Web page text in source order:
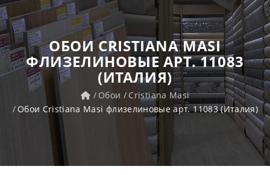
ОБОИ CRISTIANA MASI
ФЛИЗЕЛИНОВЫЕ АРТ. 11083
(ИТАЛИЯ)
Обои
Cristiana Masi
Обои Cristiana Masi флизелиновые арт. 11083 (Италия)